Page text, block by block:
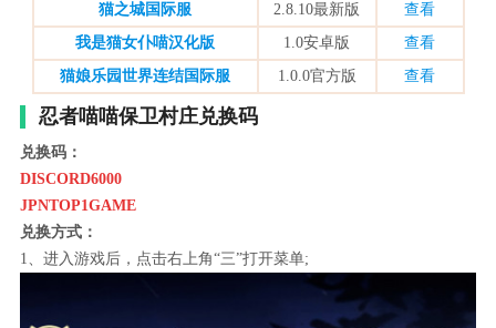
猫之城国际服
2.8.10最新版
查看
我是猫女仆喵汉化版
1.0安卓版
查看
猫娘乐园世界连结国际服
1.0.0官方版 查看
忍者喵喵保卫村庄兑换码
兑换码：
DISCORD6000
JPNTOP1GAME
兑换方式：
1、进入游戏后，点击右上角“三”打开菜单;